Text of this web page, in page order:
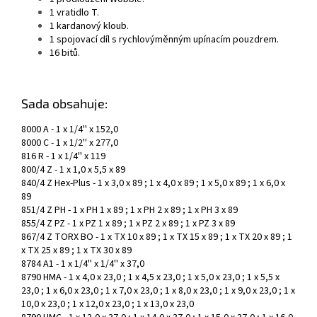
1 vratidlo T.
1 kardanový kloub.
1 spojovací díl s rychlovýměnným upínacím pouzdrem.
16 bitů.
Sada obsahuje:
8000 A - 1 x 1/4'' x 152,0
8000 C - 1 x 1/2'' x 277,0
816 R - 1 x 1/4'' x 119
800/4 Z - 1 x 1,0 x 5,5 x 89
840/4 Z Hex-Plus - 1 x 3,0 x 89 ; 1 x 4,0 x 89 ; 1 x 5,0 x 89 ; 1 x 6,0 x
89
851/4 Z PH - 1 x PH 1 x 89 ; 1 x PH 2 x 89 ; 1 x PH 3 x 89
855/4 Z PZ - 1 x PZ 1 x 89 ; 1 x PZ 2 x 89 ; 1 x PZ 3 x 89
867/4 Z TORX BO - 1 x TX 10 x 89 ; 1 x TX 15 x 89 ; 1 x TX 20 x 89 ; 1
x TX 25 x 89 ; 1 x TX 30 x 89
8784 A1 - 1 x 1/4'' x 1/4'' x 37,0
8790 HMA - 1 x 4,0 x 23,0 ; 1 x 4,5 x 23,0 ; 1 x 5,0 x 23,0 ; 1 x 5,5 x
23,0 ; 1 x 6,0 x 23,0 ; 1 x 7,0 x 23,0 ; 1 x 8,0 x 23,0 ; 1 x 9,0 x 23,0 ; 1 x
10,0 x 23,0 ; 1 x 12,0 x 23,0 ; 1 x 13,0 x 23,0